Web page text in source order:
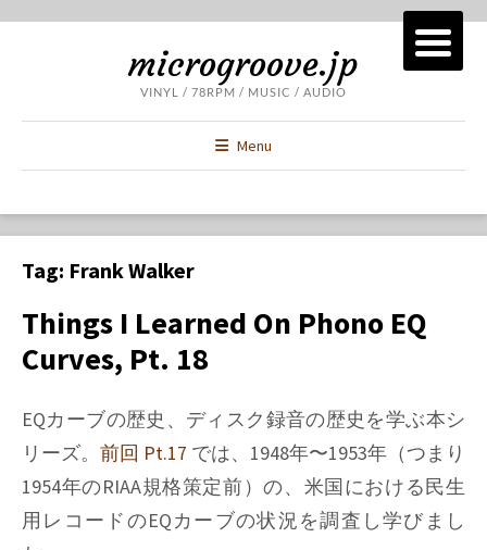
microgroove.jp
VINYL / 78RPM / MUSIC / AUDIO
Menu
Tag: Frank Walker
Things I Learned On Phono EQ
Curves, Pt. 18
EQカーブの歴史、ディスク録音の歴史を学ぶ本シ
リーズ。 前回 Pt.17 では、1948年〜1953年（つまり
1954年のRIAA規格策定前）の、米国における民生
用レコードのEQカーブの状況を調査し学びまし